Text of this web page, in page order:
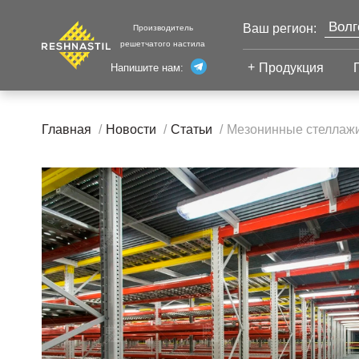
Производитель
решетчатого настила
Напишите нам:
Ваш регион:
Продукция
Настил с
противоскольжением
Настил для стеллажей
Настил для морских
платформ
Главная Новости Статьи Мезонинные